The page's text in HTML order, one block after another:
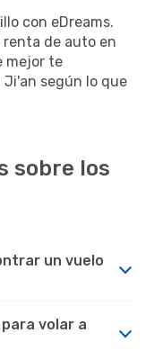
con eDreams.
renta de auto en
mejor te
según lo que
sobre los
un vuelo
volar a